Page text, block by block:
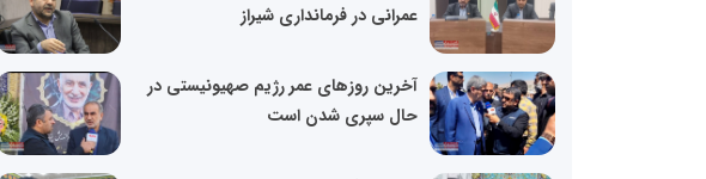
عمرانی در فرمانداری شیراز
آخرین روزهای عمر رژیم صهیونیستی در
حال سپری شدن است